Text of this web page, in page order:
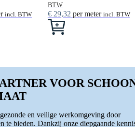
incl. BTW €29,32 per meter incl. BTW
BTW
Dit
Deze
kan
de
VOOR
en veilige werkomgeving door
te bieden. Dankzij onze diepgaande